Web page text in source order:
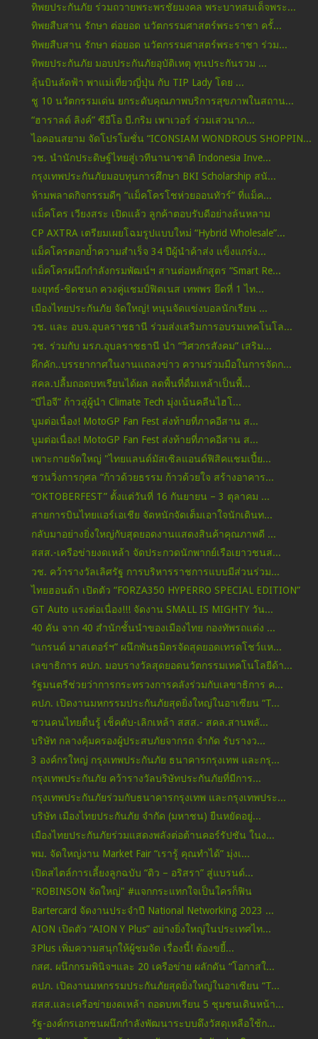
ทิพยประกันภัย ร่วมถวายพระพรชัยมงคล พระบาทสมเด็จพระ...
ทิพยสืบสาน รักษา ต่อยอด นวัตกรรมศาสตร์พระราชา ครั้...
ทิพยสืบสาน รักษา ต่อยอด นวัตกรรมศาสตร์พระราชา ร่วม...
ทิพยประกันภัย มอบประกันภัยอุบัติเหตุ ทุนประกันรวม ...
ลุ้นบินลัดฟ้า พาแม่เที่ยวญี่ปุ่น กับ TIP Lady โดย ...
ชู 10 นวัตกรรมเด่น ยกระดับคุณภาพบริการสุขภาพในสถาน...
“ฮาราลด์ ลิงค์” ซีอีโอ บี.กริม เพาเวอร์ ร่วมเสวนาภ...
ไอคอนสยาม จัดโปรโมชั่น “ICONSIAM WONDROUS SHOPPIN...
วช. นำนักประดิษฐ์ไทยสู่เวทีนานาชาติ Indonesia Inve...
กรุงเทพประกันภัยมอบทุนการศึกษา BKI Scholarship สนั...
ห้ามพลาดกิจกรรมดีๆ “แม็คโครโชห่วยออนทัวร์” ที่แม็ค...
แม็คโคร เวียงสระ เปิดแล้ว ลูกค้าตอบรับดีอย่างล้นหลาม
CP AXTRA เตรียมเผยโฉมรูปแบบใหม่ “Hybrid Wholesale”...
แม็คโครตอกย้ำความสำเร็จ 34 ปีผู้นำค้าส่ง แข็งแกร่ง...
แม็คโครผนึกกำลังกรมพัฒน์ฯ สานต่อหลักสูตร “Smart Re...
ยงยุทธ์-ชิดชนก ควงคู่แชมป์ฟิตเนส เทพพร ยึดที่ 1 ไท...
เมืองไทยประกันภัย จัดใหญ่! หนุนจัดแข่งบอลนักเรียน ...
วช. และ อบจ.อุบลราชธานี ร่วมส่งเสริมการอบรมเทคโนโล...
วช. ร่วมกับ มรภ.อุบลราชธานี นำ “วิศวกรสังคม” เสริม...
คึกคัก..บรรยากาศในงานแถลงข่าว ความร่วมมือในการจัดก...
สคล.ปลื้มถอดบทเรียนได้ผล ลดพื้นที่ดื่มเหล้าเป็นพื้...
“บีไอจี” ก้าวสู่ผู้นำ Climate Tech มุ่งเน้นคลีนไฮโ...
บูมต่อเนื่อง! MotoGP Fan Fest ส่งท้ายที่ภาคอีสาน ส...
บูมต่อเนื่อง! MotoGP Fan Fest ส่งท้ายที่ภาคอีสาน ส...
เพาะกายจัดใหญ่ "ไทยแลนด์มัสเซิลแอนด์ฟิสิคแชมเปี้ย...
ชวนวิ่งการกุศล “ก้าวด้วยธรรม ก้าวด้วยใจ สร้างอาคาร...
“OKTOBERFEST” ตั้งแต่วันที่ 16 กันยายน – 3 ตุลาคม ...
สายการบินไทยแอร์เอเชีย จัดหนักจัดเต็มเอาใจนักเดินท...
กลับมาอย่างยิ่งใหญ่กับสุดยอดงานแสดงสินค้าคุณภาพดี ...
สสส.-เครือข่ายงดเหล้า จัดประกวดนักพากย์เรือเยาวชนส...
วช. คว้ารางวัลเลิศรัฐ การบริหารราชการแบบมีส่วนร่วม...
ไทยฮอนด้า เปิดตัว “FORZA350 HYPERRO SPECIAL EDITION”
GT Auto แรงต่อเนื่อง!!! จัดงาน SMALL IS MIGHTY วัน...
40 คัน จาก 40 สำนักชั้นนำของเมืองไทย กองทัพรถแต่ง ...
“แกรนด์ มาสเตอร์ฯ” ผนึกพันธมิตรจัดสุดยอดเทรดโชว์แห...
เลขาธิการ คปภ. มอบรางวัลสุดยอดนวัตกรรมเทคโนโลยีด้า...
รัฐมนตรีช่วยว่าการกระทรวงการคลังร่วมกับเลขาธิการ ค...
คปภ. เปิดงานมหกรรมประกันภัยสุดยิ่งใหญ่ในอาเซียน “T...
ชวนคนไทยตื่นรู้ เช็คตับ-เลิกเหล้า สสส.- สคล.สานพลั...
บริษัท กลางคุ้มครองผู้ประสบภัยจากรถ จำกัด รับรางว...
3 องค์กรใหญ่ กรุงเทพประกันภัย ธนาคารกรุงเทพ และกรุ...
กรุงเทพประกันภัย คว้ารางวัลบริษัทประกันภัยที่มีการ...
กรุงเทพประกันภัยร่วมกับธนาคารกรุงเทพ และกรุงเทพประ...
บริษัท เมืองไทยประกันภัย จำกัด (มหาชน) ยืนหยัดอยู่...
เมืองไทยประกันภัยร่วมแสดงพลังต่อต้านคอร์รัปชัน ในง...
พม. จัดใหญ่งาน Market Fair “เรารู้ คุณทำได้” มุ่งเ...
เปิดสไตล์การเลี้ยงลูกฉบับ “ดิว – อริสรา” สู่แบรนด์...
"ROBINSON จัดใหญ่" #แจกกระแทกใจเป็นใครก็ฟิน
Bartercard จัดงานประจำปี National Networking 2023 ...
AION เปิดตัว “AION Y Plus” อย่างยิ่งใหญ่ในประเทศไท...
3Plus เพิ่มความสนุกให้ผู้ชมจัด เรื่องนี้! ต้องขยี้...
กสศ. ผนึกกรมพินิจฯและ 20 เครือข่าย ผลักดัน “โอกาสใ...
คปภ. เปิดงานมหกรรมประกันภัยสุดยิ่งใหญ่ในอาเซียน “T...
สสส.และเครือข่ายงดเหล้า ถอดบทเรียน 5 ชุมชนเดินหน้า...
รัฐ-องค์กรเอกชนผนึกกำลังพัฒนาระบบดึงวัสดุเหลือใช้ก...